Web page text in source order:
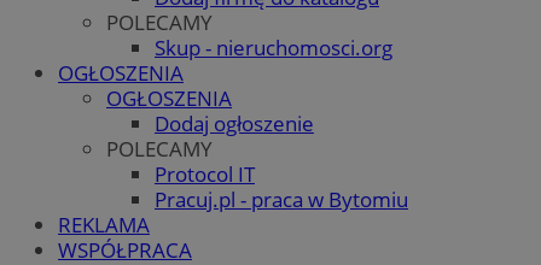
POLECAMY
Skup - nieruchomosci.org
OGŁOSZENIA
OGŁOSZENIA
Dodaj ogłoszenie
POLECAMY
Protocol IT
Pracuj.pl - praca w Bytomiu
REKLAMA
WSPÓŁPRACA